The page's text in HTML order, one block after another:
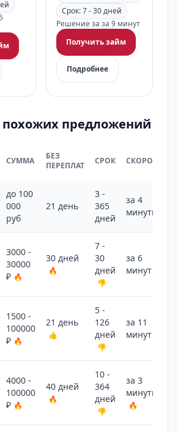
Срок: 7 - 30 дней
Решение за за 9 минут
Получить займ
Подробнее
похожих предложений
СУММА
БЕЗ
ПЕРЕПЛАТ
СРОК СКОРОСТЬ
до 100
000
руб
21 день
3 -
365
дней
за 4
минуты
3000 -
30000
₽ 🔥
30 дней
🔥
7 -
30
дней
👎
за 6
минут
1500 -
100000
₽ 🔥
21 день
👍
5 -
126
дней
👎
за 11
минут
4000 -
100000
₽ 🔥
40 дней
🔥
10 -
364
дней
👎
за 3
минуты
🔥